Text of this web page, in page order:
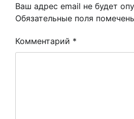
Ваш адрес email не будет
Обязательные поля
Комментарий *